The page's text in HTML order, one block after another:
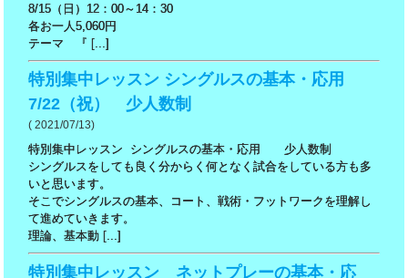
8/15（日）12：00～14：30
各お一人5,060円
テーマ 『 [...]
特別集中レッスン シングルスの基本・応用
7/22（祝） 少人数制
( 2021/07/13)
特別集中レッスン シングルスの基本・応用 少人数制
シングルスをしても良く分からく何となく試合をしている方も多
いと思います。
そこでシングルスの基本、コート、戦術・フットワークを理解し
て進めていきます。
理論、基本動 [...]
特別集中レッスン ネットプレーの基本・応